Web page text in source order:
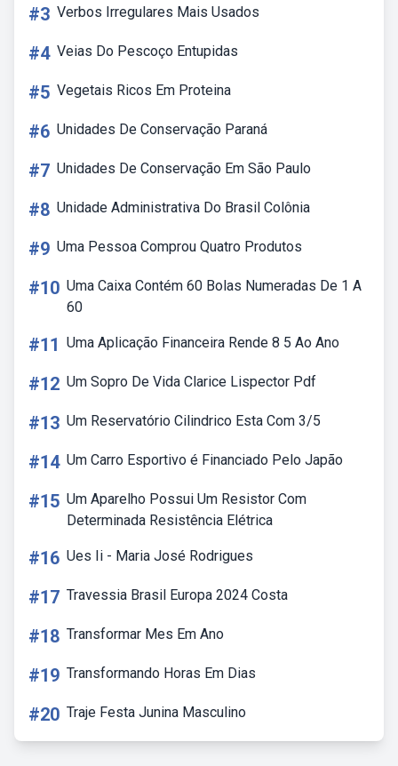
#3 Verbos Irregulares Mais Usados
#4 Veias Do Pescoço Entupidas
#5 Vegetais Ricos Em Proteina
#6 Unidades De Conservação Paraná
#7 Unidades De Conservação Em São Paulo
#8 Unidade Administrativa Do Brasil Colônia
#9 Uma Pessoa Comprou Quatro Produtos
#10 Uma Caixa Contém 60 Bolas Numeradas De 1 A
60
#11 Uma Aplicação Financeira Rende 8 5 Ao Ano
#12 Um Sopro De Vida Clarice Lispector Pdf
#13 Um Reservatório Cilindrico Esta Com 3/5
#14 Um Carro Esportivo é Financiado Pelo Japão
#15 Um Aparelho Possui Um Resistor Com
Determinada Resistência Elétrica
#16 Ues Ii - Maria José Rodrigues
#17 Travessia Brasil Europa 2024 Costa
#18 Transformar Mes Em Ano
#19 Transformando Horas Em Dias
#20 Traje Festa Junina Masculino